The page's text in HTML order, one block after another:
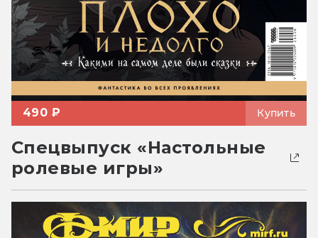
490 ₽ Купить
Спецвыпуск «Настольные
ролевые игры»